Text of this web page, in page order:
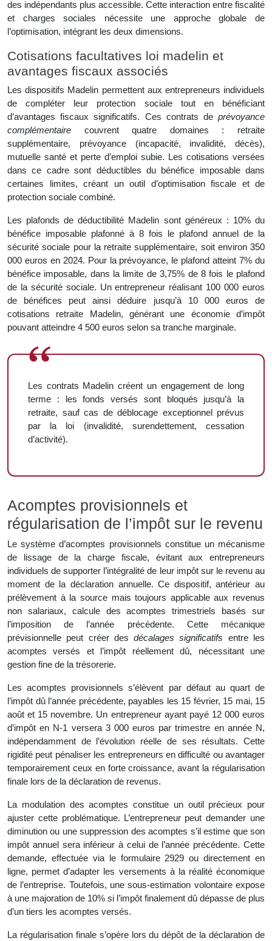
des indépendants plus accessible. Cette interaction entre fiscalité
et charges sociales nécessite une approche globale de
l’optimisation, intégrant les deux dimensions.
Cotisations facultatives loi madelin et
avantages fiscaux associés
Les dispositifs Madelin permettent aux entrepreneurs individuels
de compléter leur protection sociale tout en bénéficiant
d’avantages fiscaux significatifs. Ces contrats de prévoyance
complémentaire couvrent quatre domaines : retraite
supplémentaire, prévoyance (incapacité, invalidité, décès),
mutuelle santé et perte d’emploi subie. Les cotisations versées
dans ce cadre sont déductibles du bénéfice imposable dans
certaines limites, créant un outil d’optimisation fiscale et de
protection sociale combiné.
Les plafonds de déductibilité Madelin sont généreux : 10% du
bénéfice imposable plafonné à 8 fois le plafond annuel de la
sécurité sociale pour la retraite supplémentaire, soit environ 350
000 euros en 2024. Pour la prévoyance, le plafond atteint 7% du
bénéfice imposable, dans la limite de 3,75% de 8 fois le plafond
de la sécurité sociale. Un entrepreneur réalisant 100 000 euros
de bénéfices peut ainsi déduire jusqu’à 10 000 euros de
cotisations retraite Madelin, générant une économie d’impôt
pouvant atteindre 4 500 euros selon sa tranche marginale.
Les contrats Madelin créent un engagement de long
terme : les fonds versés sont bloqués jusqu’à la
retraite, sauf cas de déblocage exceptionnel prévus
par la loi (invalidité, surendettement, cessation
d’activité).
Acomptes provisionnels et
régularisation de l’impôt sur le revenu
Le système d’acomptes provisionnels constitue un mécanisme
de lissage de la charge fiscale, évitant aux entrepreneurs
individuels de supporter l’intégralité de leur impôt sur le revenu au
moment de la déclaration annuelle. Ce dispositif, antérieur au
prélèvement à la source mais toujours applicable aux revenus
non salariaux, calcule des acomptes trimestriels basés sur
l’imposition de l’année précédente. Cette mécanique
prévisionnelle peut créer desdécalages significatifs entre les
acomptes versés et l’impôt réellement dû, nécessitant une
gestion fine de la trésorerie.
Les acomptes provisionnels s’élèvent par défaut au quart de
l’impôt dû l’année précédente, payables les 15 février, 15 mai, 15
août et 15 novembre. Un entrepreneur ayant payé 12 000 euros
d’impôt en N-1 versera 3 000 euros par trimestre en année N,
indépendamment de l’évolution réelle de ses résultats. Cette
rigidité peut pénaliser les entrepreneurs en difficulté ou avantager
temporairement ceux en forte croissance, avant la régularisation
finale lors de la déclaration de revenus.
La modulation des acomptes constitue un outil précieux pour
ajuster cette problématique. L’entrepreneur peut demander une
diminution ou une suppression des acomptes s’il estime que son
impôt annuel sera inférieur à celui de l’année précédente. Cette
demande, effectuée via le formulaire 2929 ou directement en
ligne, permet d’adapter les versements à la réalité économique
de l’entreprise. Toutefois, une sous-estimation volontaire expose
à une majoration de 10% si l’impôt finalement dû dépasse de plus
d’un tiers les acomptes versés.
La régularisation finale s’opère lors du dépôt de la déclaration de